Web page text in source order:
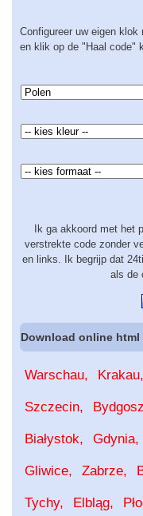
Configureer uw eigen
en klik op de "Haal code"
Ik ga akkoord met het
verstrekte code zonder
en links. Ik begrijp dat
als de
Download online
Warschau Krakau
Szczecin
Białystok Gdynia
Gliwice Zabrze
Tychy Elbląg